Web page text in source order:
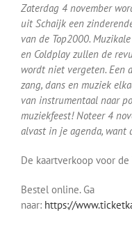
Zaterdag 4 november
uit Schaijk een
van de Top2000.
en Coldplay zullen de
wordt niet vergeten. Een
zang, dans en muziek
van instrumentaal naar
muziekfeest! Noteer 4
alvast in je agenda, want
De kaartverkoop voor
Bestel online. Ga
naar: https://